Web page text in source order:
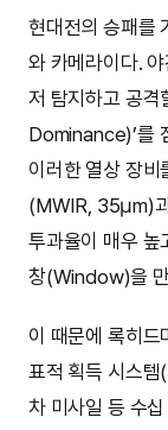
현대전의 승패를
와 카메라이다.
저 탐지하고 공격
Dominance)’를
이러한 열상 장비
(MWIR, 35µm)
투과율이 매우 높
창(Window)을
이 때문에 록히
표적 획득 시스
차 미사일 등 수